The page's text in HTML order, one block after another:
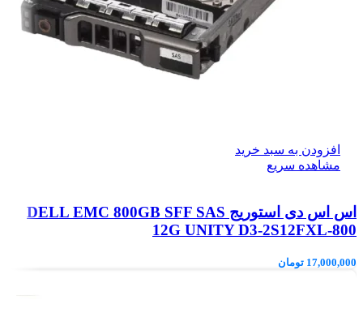
افزودن به سبد خرید
مشاهده سریع
اس اس دی استوریج DELL EMC 800GB SFF SAS
12G UNITY D3-2S12FXL-800
17,000,000 تومان